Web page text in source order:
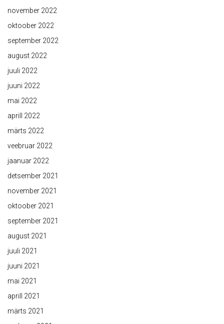
november 2022
oktoober 2022
september 2022
august 2022
juuli 2022
juuni 2022
mai 2022
aprill 2022
märts 2022
veebruar 2022
jaanuar 2022
detsember 2021
november 2021
oktoober 2021
september 2021
august 2021
juuli 2021
juuni 2021
mai 2021
aprill 2021
märts 2021